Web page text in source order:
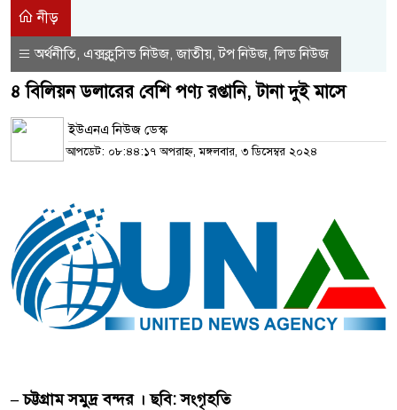
নীড়
অর্থনীতি, এক্সক্লুসিভ নিউজ,জাতীয়,টপ নিউজ,লিড নিউজ
৪ বিলিয়ন ডলারের বেশি পণ্য রপ্তানি, টানা দুই মাসে
ইউএনএ নিউজ ডেস্ক
আপডেট: ০৮:৪৪:১৭ অপরাহ্ন, মঙ্গলবার, ৩ ডিসেম্বর ২০২৪
– চট্টগ্রাম সমুদ্র বন্দর । ছবি: সংগৃহতি